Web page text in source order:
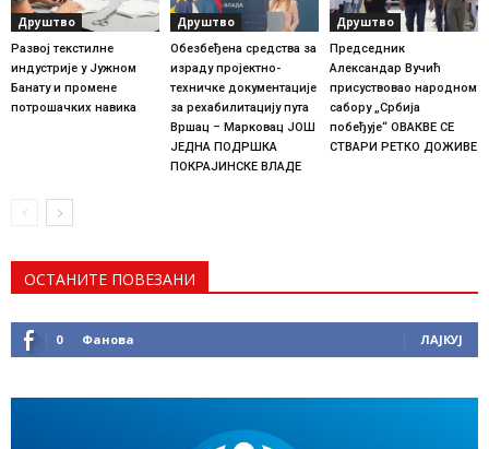
Друштво
Развој текстилне
индустрије у Јужном
Банату и промене
потрошачких навика
Друштво
Обезбеђена средства за
израду пројектно-
техничке документације
за рехабилитацију пута
Вршац – Марковац ЈОШ
ЈЕДНА ПОДРШКА
ПОКРАЈИНСКЕ ВЛАДЕ
Друштво
Председник
Александар Вучић
присуствовао народном
сабору „Србија
побеђује“ ОВАКВЕ СЕ
СТВАРИ РЕТКО ДОЖИВЕ
ОСТАНИТЕ ПОВЕЗАНИ
0 Фанова ЛАЈКУЈ